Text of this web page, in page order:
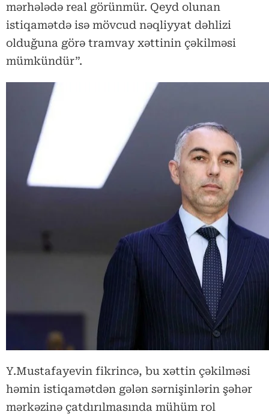
mərhələdə real görünmür. Qeyd olunan
istiqamətdə isə mövcud nəqliyyat dəhlizi
olduğuna görə tramvay xəttinin çəkilməsi
mümkündür”.
Y.Mustafayevin fikrincə, bu xəttin çəkilməsi
həmin istiqamətdən gələn sərnişinlərin şəhər
mərkəzinə çatdırılmasında mühüm rol